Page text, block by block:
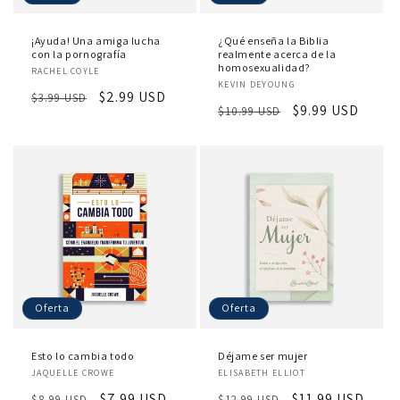
¡Ayuda! Una amiga lucha
con la pornografía
Proveedor:
RACHEL COYLE
Precio
$3.99 USD
Precio
$2.99 USD
¿Qué enseña la Biblia
realmente acerca de la
homosexualidad?
Proveedor:
KEVIN DEYOUNG
Precio
$10.99 USD
Precio
$9.99 USD
Oferta
Esto lo cambia todo
Proveedor:
JAQUELLE CROWE
Oferta
Déjame ser mujer
Proveedor:
ELISABETH ELLIOT